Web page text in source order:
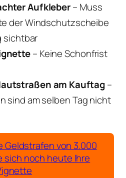
Aufkleber– Muss
der Windschutzscheibe
sichtbar
– Keine Schonfrist
am Kauftag –
sind am selben Tag nicht
Geldstrafen von 3.000
sich noch heute Ihre